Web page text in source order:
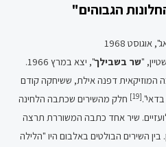
הגבוהים"
1968
"שר בשבילך", יצא במרץ 1966.
המוזיקאית דפנה אילת, ששיחקה קודם
[19]
חלק מהשירים שכתבה הלחינה
שיר אחד כתבה המשוררת תרצה
השירים הבולטים באלבום היו "הלילה